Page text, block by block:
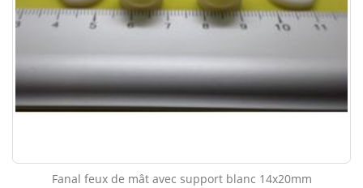
Fanal feux de mât avec support blanc 14x20mm